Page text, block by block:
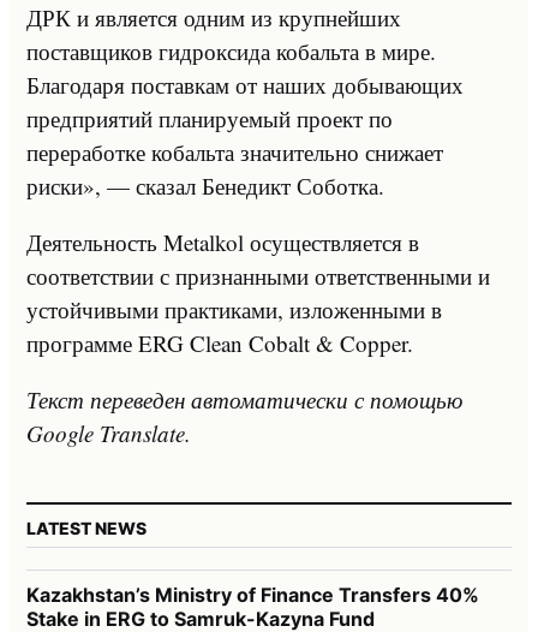
ДРК и является одним из крупнейших
поставщиков гидроксида кобальта в мире.
Благодаря поставкам от наших добывающих
предприятий планируемый проект по
переработке кобальта значительно снижает
риски», — сказал Бенедикт Соботка.
Деятельность Metalkol осуществляется в
соответствии с признанными ответственными и
устойчивыми практиками, изложенными в
программе ERG Clean Cobalt & Copper.
Текст переведен автоматически с помощью
Google Translate.
LATEST NEWS
Kazakhstan’s Ministry of Finance Transfers 40%
Stake in ERG to Samruk-Kazyna Fund